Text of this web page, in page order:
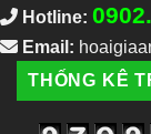
Hotline:
Email:
THỐNG KÊ